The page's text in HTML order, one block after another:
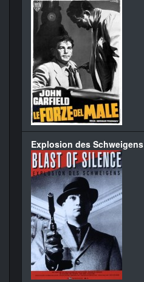
Explosion des Schweigens